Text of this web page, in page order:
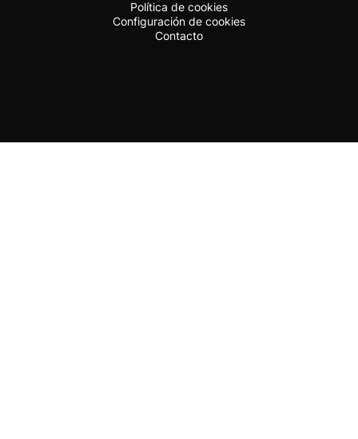
Política de cookies
Configuración de cookies
Contacto